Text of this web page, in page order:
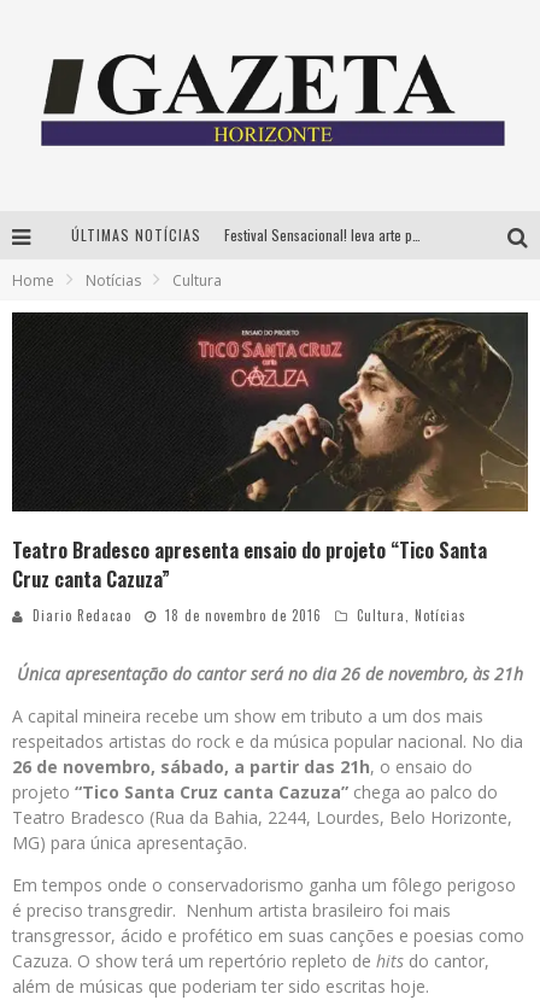
ÚLTIMAS NOTÍCIAS
Grandes shows, cenografia instagramável e resgate das tradições marcam o sucesso da 24ª edição do Forró do Givanildo
Home Notícias Cultura
Teatro Bradesco apresenta ensaio do projeto “Tico Santa
Cruz canta Cazuza”
Diario Redacao 18 de novembro de 2016 Cultura Notícias
Única apresentação do cantor será no dia 26 de novembro, às 21h
A capital mineira recebe um show em tributo a um dos mais
respeitados artistas do rock e da música popular nacional. No dia
26 de novembro, sábado, a partir das 21h, o ensaio do
projeto “Tico Santa Cruz canta Cazuza” chega ao palco do
Teatro Bradesco (Rua da Bahia, 2244, Lourdes, Belo Horizonte,
MG) para única apresentação.
Em tempos onde o conservadorismo ganha um fôlego perigoso
é preciso transgredir. Nenhum artista brasileiro foi mais
transgressor, ácido e profético em suas canções e poesias como
Cazuza. O show terá um repertório repleto de hits do cantor,
além de músicas que poderiam ter sido escritas hoje.